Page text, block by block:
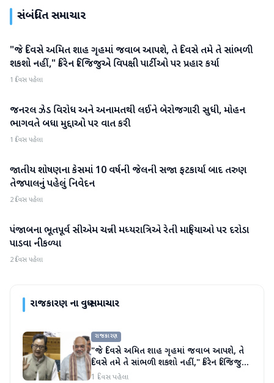
સંબંધિત સમાચાર
રાજકારણ
"જે દિવસે અમિત શાહ ગૃહમાં જવાબ આપશે, તે દિવસે તમે તે સાંભળી
શકશો નહીં," કિરેન રિજિજુએ વિપક્ષી પાર્ટીઓ પર પ્રહાર કર્યા
1 દિવસ પહેલા
રાજકારણ
જનરલ ઝેડ વિરોધ અને અનામતથી લઈને બેરોજગારી સુધી, મોહન
ભાગવતે બધા મુદ્દાઓ પર વાત કરી
1 દિવસ પહેલા
રાજકારણ
જાતીય શોષણના કેસમાં 10 વર્ષની જેલની સજા ફટકાર્યા બાદ તરુણ
તેજપાલનું પહેલું નિવેદન
2 દિવસ પહેલા
રાજકારણ
પંજાબના ભૂતપૂર્વ સીએમ ચન્ની મધ્યરાત્રિએ રેતી માફિયાઓ પર દરોડા
પાડવા નીકળ્યા
2 દિવસ પહેલા
રાજકારણના વધુ સમાચાર
રાજકારણ
"જે દિવસે અમિત શાહ ગૃહમાં જવાબ આપશે, તે
દિવસે તમે તે સાંભળી શકશો નહીં," કિરેન રિજિજુએ
વિપક્ષી પાર્ટીઓ પર પ્રહાર કર્યા
1 દિવસ પહેલા